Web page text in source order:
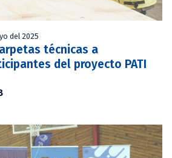
del 2025
técnicas a
del proyecto PATI